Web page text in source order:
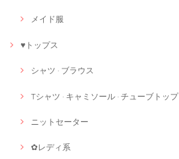
メイド服
♥トップス
シャツ · ブラウス
Tシャツ · キャミソール · チューブトップ
ニットセーター
✿レディ系